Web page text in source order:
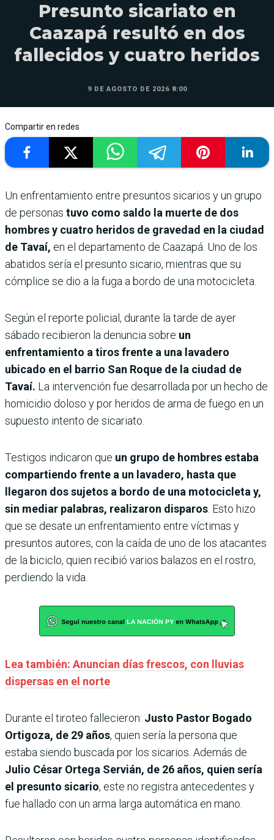
Presunto sicariato en
Caazapá resultó en dos
fallecidos y cuatro heridos
9 DE AGOSTO DE 2026 8:00
Compartir en redes
Un enfrentamiento entre presuntos sicarios y un grupo
de personas tuvo como saldo la muerte de dos
hombres y cuatro heridos de gravedad en la ciudad
de Tavaí, en el departamento de Caazapá. Uno de los
abatidos sería el presunto sicario, mientras que su
cómplice se dio a la fuga a bordo de una motocicleta.
Según el reporte policial, durante la tarde de ayer
sábado recibieron la denuncia sobre un
enfrentamiento a tiros frente a una lavadero
ubicado en el barrio San Roque de la ciudad de
Tavaí. La intervención fue desarrollada por un hecho de
homicidio doloso y por heridos de arma de fuego en un
supuesto intento de sicariato.
Testigos indicaron que un grupo de hombres estaba
compartiendo frente a un lavadero, hasta que
llegaron dos sujetos a bordo de una motocicleta y,
sin mediar palabras, realizaron disparos. Esto hizo
que se desate un enfrentamiento entre víctimas y
presuntos autores, con la caída de uno de los atacantes
de la biciclo, quien recibió varios balazos en el rostro,
perdiendo la vida.
Lea también: Anuncian días frescos, con lluvias
dispersas en el norte
Durante el tiroteo fallecieron: Justo Pastor Bogado
Ortigoza, de 29 años, quien sería la persona que
estaba siendo buscada por los sicarios. Además de
Julio César Ortega Servián, de 26 años, quien sería
el presunto sicario, este no registra antecedentes y
fue hallado con un arma larga automática en mano.